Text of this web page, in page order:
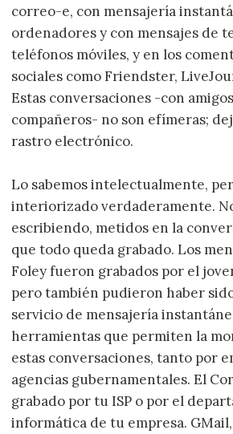
correo-e, con mensajería
ordenadores y con mensajes de
teléfonos móviles, y en los
sociales como Friendster,
Estas conversaciones -con
compañeros- no son efímeras;
rastro electrónico.
Lo sabemos intelectualmente,
interiorizado verdaderamente.
escribiendo, metidos en la
que todo queda grabado. Los
Foley fueron grabados por el
pero también pudieron haber
servicio de mensajería
herramientas que permiten la
estas conversaciones, tanto por
agencias gubernamentales. El
grabado por tu ISP o por el
informática de tu empresa.